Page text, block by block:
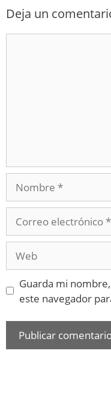
Deja un
Guarda mi
este navegador